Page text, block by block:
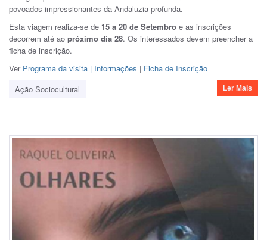
povoados impressionantes da Andaluzia profunda.
Esta viagem realiza-se de 15 a 20 de Setembro e as inscrições
decorrem até ao próximo dia 28. Os interessados devem preencher a
ficha de inscrição.
Ver Programa da visita | Informações | Ficha de Inscrição
Ação Sociocultural
Ler Mais